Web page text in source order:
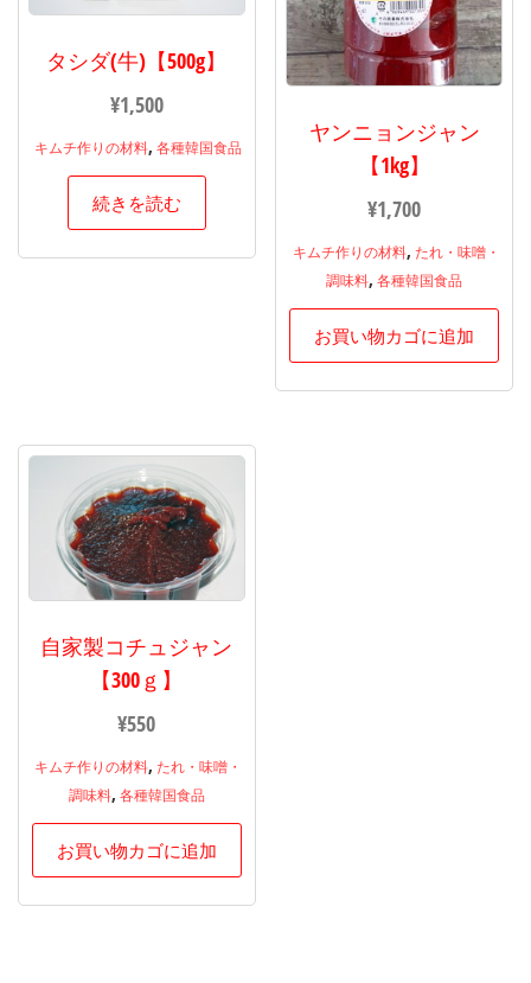
タシダ(牛)【500g】
¥1,500
キムチ作りの材料, 各種韓国食品
続きを読む
ヤンニョンジャン
【1kg】
¥1,700
キムチ作りの材料, たれ・味噌・
調味料, 各種韓国食品
お買い物カゴに追加
自家製コチュジャン
【300ｇ】
¥550
キムチ作りの材料, たれ・味噌・
調味料, 各種韓国食品
お買い物カゴに追加